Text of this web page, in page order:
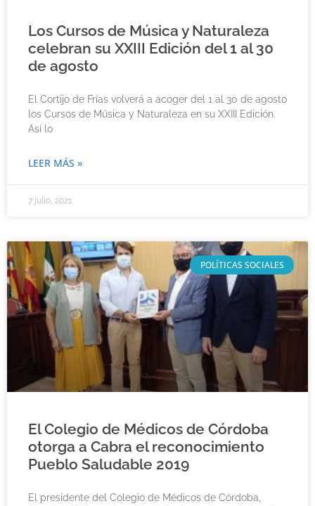
Los Cursos de Música y Naturaleza
celebran su XXIII Edición del 1 al 30
de agosto
El Cortijo de Frías volverá a acoger del 1 al 30 de agosto
los Cursos de Música y Naturaleza en su XXIII Edición.
Así lo
LEER MÁS »
7 julio, 2021
POLÍTICAS SOCIALES
El Colegio de Médicos de Córdoba
otorga a Cabra el reconocimiento
Pueblo Saludable 2019
El presidente del Colegio de Médicos de Córdoba,